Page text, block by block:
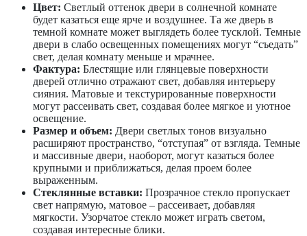
Цвет: Светлый оттенок двери в солнечной комнате
будет казаться еще ярче и воздушнее. Та же дверь в
темной комнате может выглядеть более тусклой. Темные
двери в слабо освещенных помещениях могут “съедать”
свет, делая комнату меньше и мрачнее.
Фактура: Блестящие или глянцевые поверхности
дверей отлично отражают свет, добавляя интерьеру
сияния. Матовые и текстурированные поверхности
могут рассеивать свет, создавая более мягкое и уютное
освещение.
Размер и объем: Двери светлых тонов визуально
расширяют пространство, “отступая” от взгляда. Темные
и массивные двери, наоборот, могут казаться более
крупными и приближаться, делая проем более
выраженным.
Стеклянные вставки: Прозрачное стекло пропускает
свет напрямую, матовое – рассеивает, добавляя
мягкости. Узорчатое стекло может играть светом,
создавая интересные блики.